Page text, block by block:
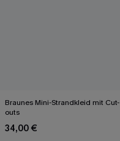
Braunes Mini-Strandkleid mit Cut-
outs
34,00 €